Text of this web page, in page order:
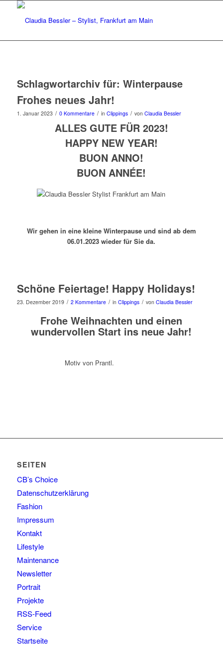
Schlagwortarchiv für: Winterpause
Frohes neues Jahr!
1. Januar 2023 / 0 Kommentare / in Clippings / von Claudia Bessler
ALLES GUTE FÜR 2023!
HAPPY NEW YEAR!
BUON ANNO!
BUON ANNÉE!
Wir gehen in eine kleine Winterpause und sind ab dem
06.01.2023 wieder für Sie da.
Schöne Feiertage! Happy Holidays!
23. Dezember 2019 / 2 Kommentare / in Clippings / von Claudia Bessler
Frohe Weihnachten und einen
wundervollen Start ins neue Jahr!
Motiv von Prantl.
SEITEN
CB’s Choice
Datenschutzerklärung
Fashion
Impressum
Kontakt
Lifestyle
Maintenance
Newsletter
Portrait
Projekte
RSS-Feed
Service
Startseite